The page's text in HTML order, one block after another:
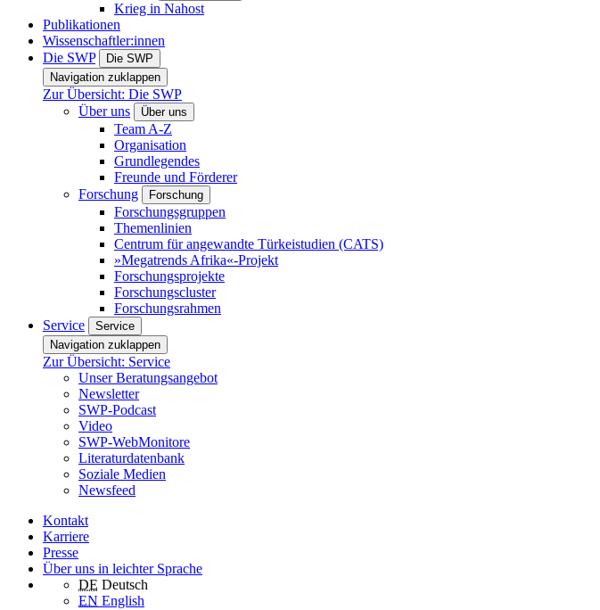
Krieg in Nahost
Publikationen
Wissenschaftler:innen
Die SWP
Die SWP
Navigation zuklappen
Zur Übersicht: Die SWP
Über uns
Über uns
Team A-Z
Organisation
Grundlegendes
Freunde und Förderer
Forschung
Forschung
Forschungsgruppen
Themenlinien
Centrum für angewandte Türkeistudien (CATS)
»Megatrends Afrika«-Projekt
Forschungsprojekte
Forschungscluster
Forschungsrahmen
Service
Service
Navigation zuklappen
Zur Übersicht: Service
Unser Beratungsangebot
Newsletter
SWP-Podcast
Video
SWP-WebMonitore
Literaturdatenbank
Soziale Medien
Newsfeed
Kontakt
Karriere
Presse
Über uns in leichter Sprache
DE Deutsch
EN English